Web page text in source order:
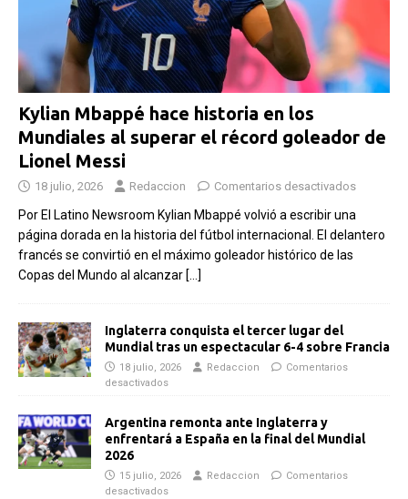
Kylian Mbappé hace historia en los
Mundiales al superar el récord goleador de
Lionel Messi
18 julio, 2026 Redaccion Comentarios desactivados
Por El Latino Newsroom Kylian Mbappé volvió a escribir una
página dorada en la historia del fútbol internacional. El delantero
francés se convirtió en el máximo goleador histórico de las
Copas del Mundo al alcanzar […]
Inglaterra conquista el tercer lugar del
Mundial tras un espectacular 6-4 sobre Francia
18 julio, 2026 Redaccion
Comentarios
desactivados
Argentina remonta ante Inglaterra y
enfrentará a España en la final del Mundial
2026
15 julio, 2026 Redaccion
Comentarios
desactivados